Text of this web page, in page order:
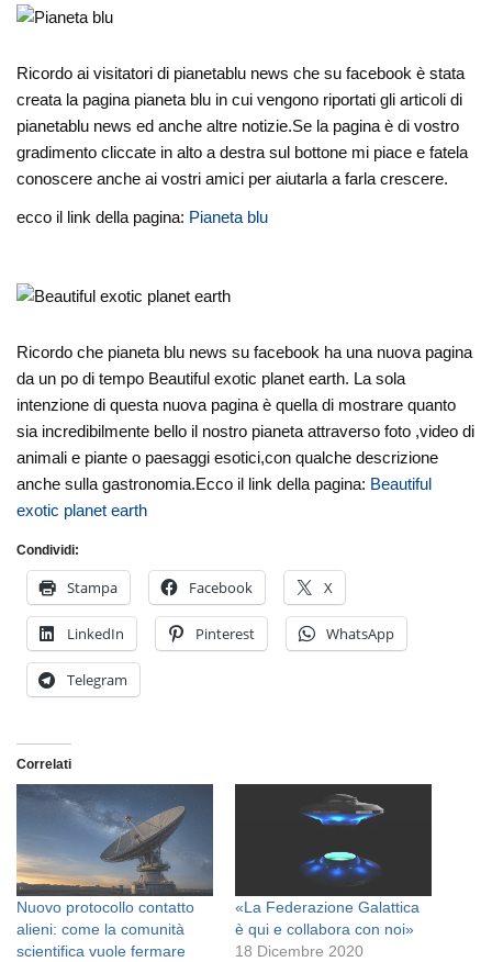
Ricordo ai visitatori di pianetablu news che su facebook è stata
creata la pagina pianeta blu in cui vengono riportati gli articoli di
pianetablu news ed anche altre notizie.Se la pagina è di vostro
gradimento cliccate in alto a destra sul bottone mi piace e fatela
conoscere anche ai vostri amici per aiutarla a farla crescere.
ecco il link della pagina: Pianeta blu
Ricordo che pianeta blu news su facebook ha una nuova pagina
da un po di tempo Beautiful exotic planet earth. La sola
intenzione di questa nuova pagina è quella di mostrare quanto
sia incredibilmente bello il nostro pianeta attraverso foto ,video di
animali e piante o paesaggi esotici,con qualche descrizione
anche sulla gastronomia.Ecco il link della pagina: Beautiful
exotic planet earth
Condividi:
Stampa Facebook X
LinkedIn Pinterest WhatsApp
Telegram
Correlati
Nuovo protocollo contatto
alieni: come la comunità
scientifica vuole fermare
«La Federazione Galattica
è qui e collabora con noi»
18 Dicembre 2020